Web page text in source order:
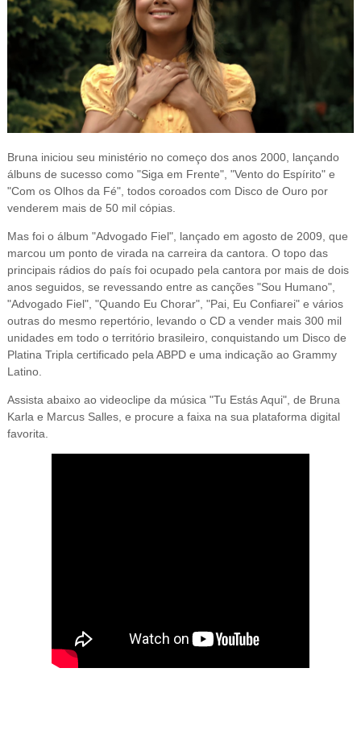
Bruna iniciou seu ministério no começo dos anos 2000, lançando
álbuns de sucesso como "Siga em Frente", "Vento do Espírito" e
"Com os Olhos da Fé", todos coroados com Disco de Ouro por
venderem mais de 50 mil cópias.
Mas foi o álbum "Advogado Fiel", lançado em agosto de 2009, que
marcou um ponto de virada na carreira da cantora. O topo das
principais rádios do país foi ocupado pela cantora por mais de dois
anos seguidos, se revessando entre as canções "Sou Humano",
"Advogado Fiel", "Quando Eu Chorar", "Pai, Eu Confiarei" e vários
outras do mesmo repertório, levando o CD a vender mais300 mil
unidades em todo o território brasileiro, conquistando um Disco de
Platina Tripla certificado pela ABPD e uma indicação ao Grammy
Latino.
Assista abaixo ao videoclipe da música "Tu Estás Aqui", de Bruna
Karla e Marcus Salles, e procure a faixa na sua plataforma digital
favorita.